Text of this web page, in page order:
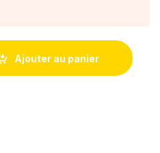
Norev 1/43° quantity
Ajouter au panier